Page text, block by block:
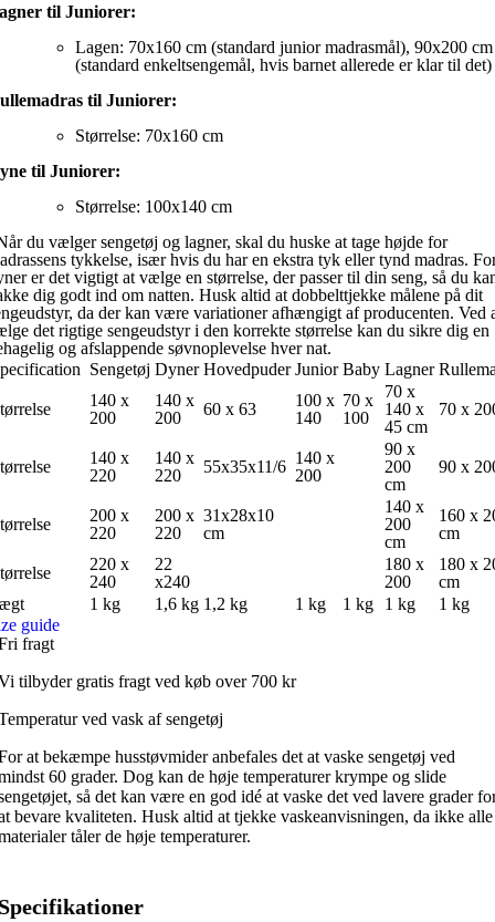
til Juniorer:
Lagen: 70x160 cm (standard junior madrasmål), 90x200 cm
(standard enkeltsengemål, hvis barnet allerede er klar til det)
til Juniorer:
Størrelse: 70x160 cm
til Juniorer:
Størrelse: 100x140 cm
du vælger sengetøj og lagner, skal du huske at tage højde for
tykkelse, især hvis du har en ekstra tyk eller tynd madras.
er det vigtigt at vælge en størrelse, der passer til din seng, så du
dig godt ind om natten. Husk altid at dobbelttjekke målene på dit
da der kan være variationer afhængigt af producenten. Ved
det rigtige sengeudstyr i den korrekte størrelse kan du sikre dig en
og afslappende søvnoplevelse hver nat.
Sengetøj Dyner Hovedpuder Junior Baby Lagner
140 x
200
140 x
200
60 x 63
100 x
140
70 x
100
70 x
140 x
45 cm
70 x
140 x
220
140 x
220
55x35x11/6 140 x
200
90 x
200
cm
90 x
200 x
220
200 x
220
31x28x10
cm
140 x
200
cm
160 x
cm
220 x
240
22
x240
180 x
200
180 x
cm
1 kg 1,6 kg 1,2 kg 1 kg 1 kg 1 kg
1 kg
guide
fragt
tilbyder gratis fragt ved køb over 700 kr
ved vask af sengetøj
at bekæmpe husstøvmider anbefales det at vaske sengetøj ved
60 grader. Dog kan de høje temperaturer krympe og slide
så det kan være en god idé at vaske det ved lavere grader
bevare kvaliteten. Husk altid at tjekke vaskeanvisningen, da ikke alle
tåler de høje temperaturer.